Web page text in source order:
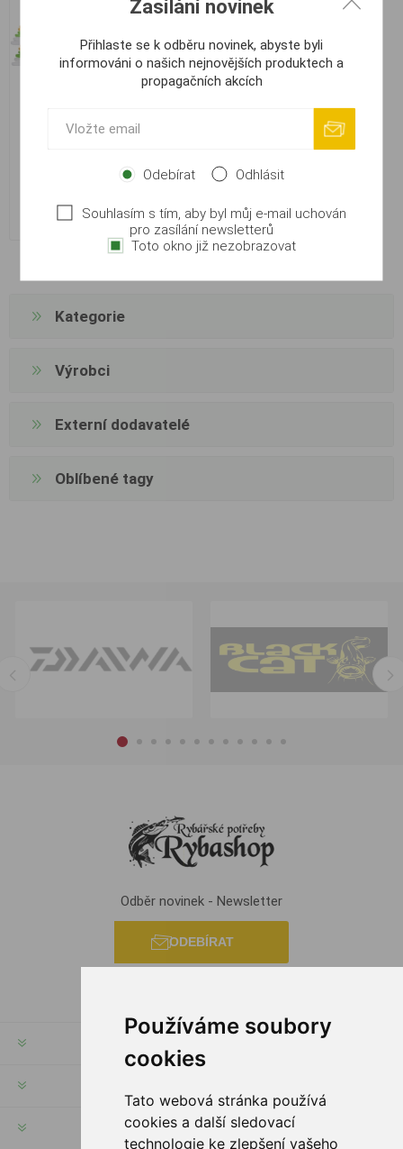
Používáme soubory
cookies
Tato webová stránka používá
cookies a další sledovací
technologie ke zlepšení vašeho
návazce 25cm
10,00 Kč
Kategorie
Výrobci
Externí dodavatelé
Oblíbené tagy
Odběr novinek - Newsletter
ODEBÍRAT
INFORMACE
Zasílání novinek
Přihlaste se k odběru novinek, abyste byli
informováni o našich nejnovějších produktech a
propagačních akcích
Odebírat Odhlásit
Souhlasím s tím, aby byl můj e-mail uchován
pro zasílání newsletterů
Toto okno již nezobrazovat